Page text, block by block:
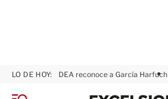
LO DE HOY: DEA reconoce a García Harfuch